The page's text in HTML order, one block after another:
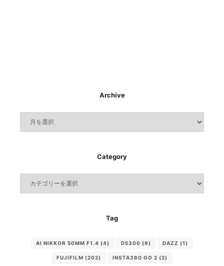
Archive
Category
Tag
AI NIKKOR 50MM F1.4 (4) D5300 (9) DAZZ (1)
FUJIFILM (202) INSTA360 GO 2 (2)